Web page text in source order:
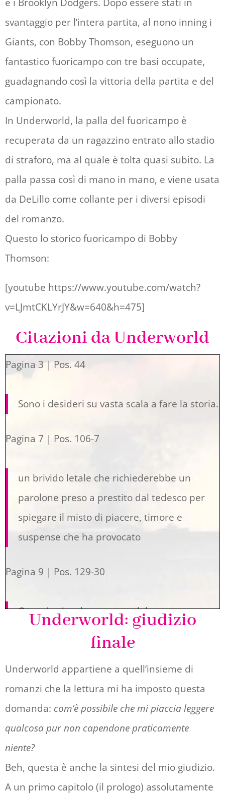
svantaggio per l’intera partita, al nono inning i
Giants, con Bobby Thomson, eseguono un
fantastico fuoricampo con tre basi occupate,
guadagnando così la vittoria della partita e del
campionato.
In Underworld, la palla del fuoricampo è
recuperata da un ragazzino entrato allo stadio
di straforo, ma al quale è tolta quasi subito. La
palla passa così di mano in mano, e viene usata
da DeLillo come collante per i diversi episodi
del romanzo.
Questo lo storico fuoricampo di Bobby
Thomson:
[youtube https://www.youtube.com/watch?
v=LJmtCKLYrJY&w=640&h=475]
Citazioni da Underworld
Pagina 3 | Pos. 44
Sono i desideri su vasta scala a fare la storia.
Pagina 7 | Pos. 106-7
un brivido letale che richiederebbe un
parolone preso a prestito dal tedesco per
spiegare il misto di piacere, timore e
suspense che ha provocato
Pagina 9 | Pos. 129-30
Quando si vede una cosa del genere, una
cosa che diventa un servizio del
cinegiornale, ci si incomincia a sentire
portatori di un solenne brandello di storia.
Pagina 10 | Pos. 147-48
Leo la roccia, il più grintoso della gang del
gasometro, una faccia uscita dritta dalle
guerre galliche, che dice col pugno davanti
Underworld: giudizio
finale
Underworld appartiene a quell’insieme di
romanzi che la lettura mi ha imposto questa
domanda: com’è possibile che mi piaccia leggere
qualcosa pur non capendone praticamente
niente?
Beh, questa è anche la sintesi del mio giudizio.
A un primo capitolo (il prologo) assolutamente